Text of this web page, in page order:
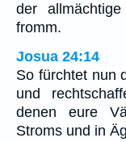
der
fromm.
Josua 24:14
So fürchtet nun
und
denen eure
Stroms und in